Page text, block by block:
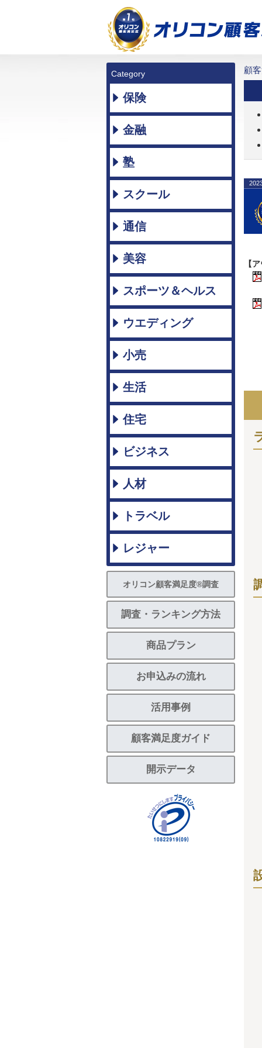
Category
保険
金融
塾
スクール
通信
美容
スポーツ＆ヘルス
ウエディング
小売
生活
住宅
ビジネス
人材
トラベル
レジャー
オリコン顧客満足度®調査
調査・ランキング方法
商品プラン
お申込みの流れ
活用事例
顧客満足度ガイド
開示データ
顧
【